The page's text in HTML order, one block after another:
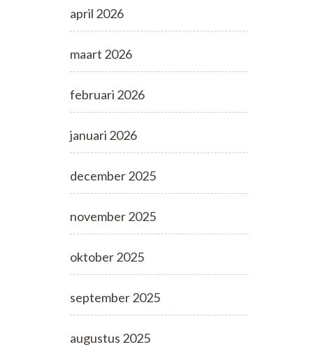
april 2026
maart 2026
februari 2026
januari 2026
december 2025
november 2025
oktober 2025
september 2025
augustus 2025